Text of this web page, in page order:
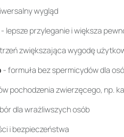
wygląd
- lepsze przyleganie i większa
zwiększająca wygodę
- formuła bez spermicydów dla
pochodzenia zwierzęcego, np.
dla wrażliwszych osób
i bezpieczeństwa